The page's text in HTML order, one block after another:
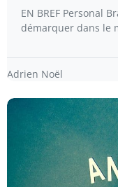
EN BREF Personal
démarquer dans le
Adrien Noël